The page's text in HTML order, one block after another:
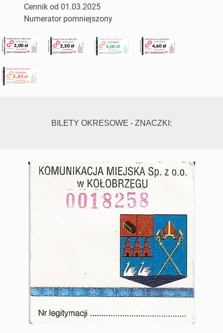
Cennik od 01.03.2025
Numerator pomniejszony
BILETY OKRESOWE - ZNACZKI: